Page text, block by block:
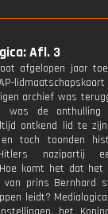
Afl. 3
afgelopen jaar
archief was
was de onthulling
ontkend lid te
toch toonden
nazipartij
komt het dat het
van prins Bernhard
leidt?